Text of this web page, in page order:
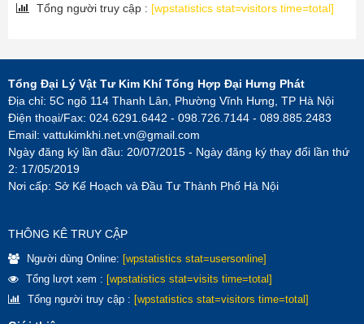
Tổng người truy cập : [wpstatistics stat=visitors time=total]
Tổng Đại Lý Vật Tư Kim Khí Tổng Hợp Đại Hưng Phát
Địa chỉ: 5C ngõ 114 Thanh Lân, Phường Vĩnh Hưng, TP Hà Nội
Điện thoại/Fax: 024.6291.6442 - 098.726.7144 - 089.885.2483
Email: vattukimkhi.net.vn@gmail.com
Ngày đăng ký lần đầu: 20/07/2015 - Ngày đăng ký thay đổi lần thứ
2: 17/05/2019
Nơi cấp: Sở Kế Hoạch và Đầu Tư Thành Phố Hà Nội
THÔNG KÊ TRUY CẬP
Người dùng Online: [wpstatistics stat=usersonline]
Tổng lượt xem : [wpstatistics stat=visits time=total]
Tổng người truy cập : [wpstatistics stat=visitors time=total]